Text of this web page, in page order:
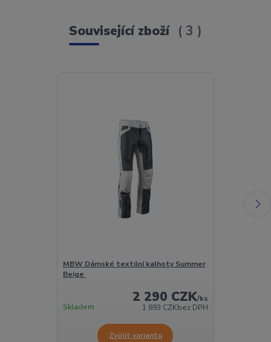
Související zboží 3
MBW Dámské textilní kalhoty Summer
Beige
2 290 CZK/ks
1 893 CZKbez DPH
Skladem
Zvolit variantu